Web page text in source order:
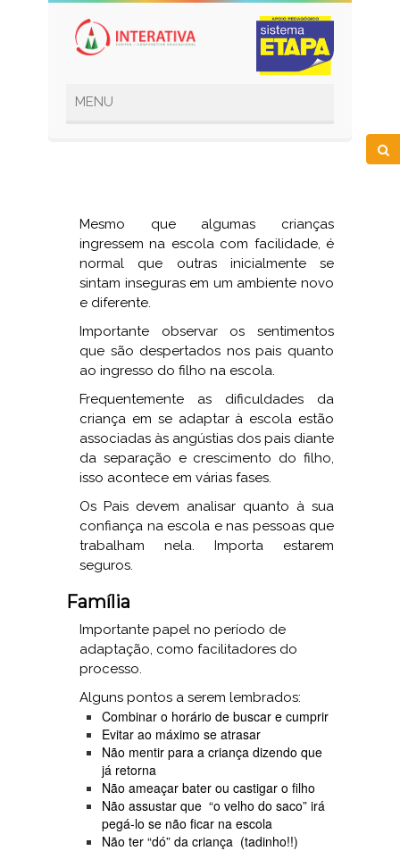
Mesmo que algumas crianças
ingressem na escola com facilidade, é
normal que outras inicialmente se
sintam inseguras em um ambiente novo
e diferente.
Importante observar os sentimentos
que são despertados nos pais quanto
ao ingresso do filho na escola.
Frequentemente as dificuldades da
criança em se adaptar à escola estão
associadas às angústias dos pais diante
da separação e crescimento do filho,
isso acontece em várias fases.
Os Pais devem analisar quanto à sua
confiança na escola e nas pessoas que
trabalham nela. Importa estarem
seguros.
Família
Importante papel no período de
adaptação, como facilitadores do
processo.
Alguns pontos a serem lembrados:
Combinar o horário de buscar e cumprir
Evitar ao máximo se atrasar
Não mentir para a criança dizendo que
já retorna
Não ameaçar bater ou castigar o filho
Não assustar que “o velho do saco” irá
pegá-lo se não ficar na escola
Não ter “dó” da criança (tadinho!!)